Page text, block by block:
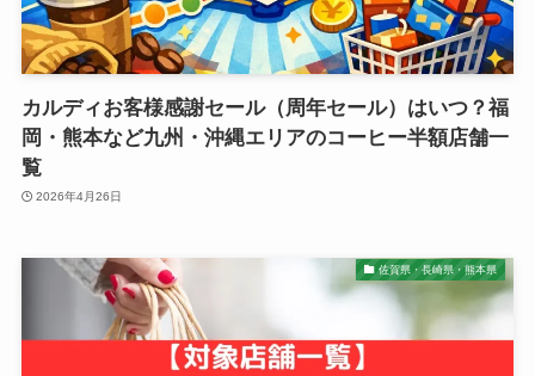
カルディお客様感謝セール（周年セール）はいつ？福
岡・熊本など九州・沖縄エリアのコーヒー半額店舗一
覧
2026年4月26日
佐賀県・長崎県・熊本県